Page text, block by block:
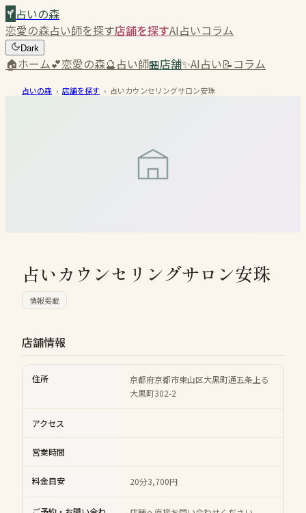
占いの森
恋愛の森占い師を探す店舗を探すAI占いコラム
Dark
🏠ホーム💕恋愛の森🔮占い師🏪店舗✨AI占い📝コラム
占いの森 › 店舗を探す › 占いカウンセリングサロン安珠
占いカウンセリングサロン安珠
情報掲載
店舗情報
住所
京都府京都市東山区大黒町通五条上る
大黒町302-2
アクセス
営業時間
料金目安 20分3,700円